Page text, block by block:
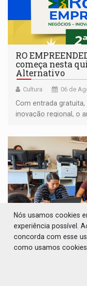
RO
começa nesta
Alternativo
Cultura 06 de
Com entrada
inovação regional, o
servidores
Nós usamos cookies
experiência possível.
concorda com esse
como usamos